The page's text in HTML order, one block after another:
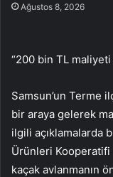
Ağustos 8, 2026
“200 bin TL maliyeti
Samsun’un Terme
bir araya gelerek
ilgili açıklamalarda
Ürünleri Kooperatifi
kaçak avlanmanın